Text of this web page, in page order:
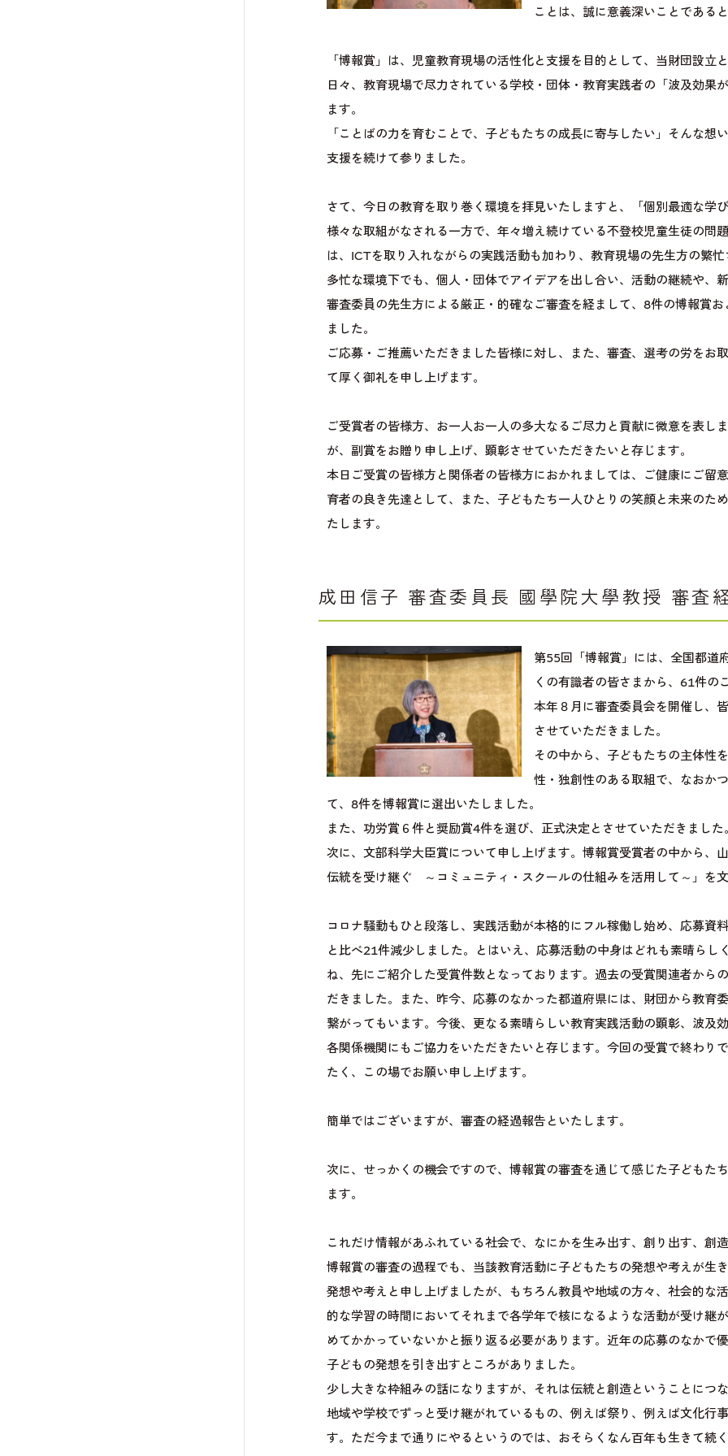
ことは、誠に意義深いことである
「博報賞」は、児童教育現場の活性化と支援を目的として、当財団設立
日々、教育現場で尽力されている学校・団体・教育実践者の「波及効果
ます。
「ことばの力を育むことで、子どもたちの成長に寄与したい」そんな
支援を続けて参りました。
さて、今日の教育を取り巻く環境を拝見いたしますと、「個別最適な学
様々な取組がなされる一方で、年々増え続けている不登校児童生徒の問
は、ICTを取り入れながらの実践活動も加わり、教育現場の先生方の繁
多忙な環境下でも、個人・団体でアイデアを出し合い、活動の継続や、
審査委員の先生方による厳正・的確なご審査を経まして、8件の博報賞
ました。
ご応募・ご推薦いただきました皆様に対し、また、審査、選考の労をお
て厚く御礼を申し上げます。
ご受賞者の皆様方、お一人お一人の多大なるご尽力と貢献に微意を表し
が、副賞をお贈り申し上げ、顕彰させていただきたいと存じます。
本日ご受賞の皆様方と関係者の皆様方におかれましては、ご健康にご留
育者の良き先達として、また、子どもたち一人ひとりの笑顔と未来のた
たします。
成田信子 審査委員長 國學院大學教授 審査
第55回「博報賞」には、全国都道
くの有識者の皆さまから、61件の
本年８月に審査委員会を開催し、
させていただきました。
その中から、子どもたちの主体性
性・独創性のある取組で、なおか
て、8件を博報賞に選出いたしました。
また、功労賞６件と奨励賞4件を選び、正式決定とさせていただきました
次に、文部科学大臣賞について申し上げます。博報賞受賞者の中から
伝統を受け継ぐ ～コミュニティ・スクールの仕組みを活用して～」を
コロナ騒動もひと段落し、実践活動が本格的にフル稼働し始め、応募資
と比べ21件減少しました。とはいえ、応募活動の中身はどれも素晴ら
ね、先にご紹介した受賞件数となっております。過去の受賞関連者から
だきました。また、昨今、応募のなかった都道府県には、財団から教育
繋がってもいます。今後、更なる素晴らしい教育実践活動の顕彰、波及
各関係機関にもご協力をいただきたいと存じます。今回の受賞で終わり
たく、この場でお願い申し上げます。
簡単ではございますが、審査の経過報告といたします。
次に、せっかくの機会ですので、博報賞の審査を通じて感じた子ども
ます。
これだけ情報があふれている社会で、なにかを生み出す、創り出す、創
博報賞の審査の過程でも、当該教育活動に子どもたちの発想や考えが生
発想や考えと申し上げましたが、もちろん教員や地域の方々、社会的な
的な学習の時間においてそれまで各学年で核になるような活動が受け継
めてかかっていないかと振り返る必要があります。近年の応募のなかで
子どもの発想を引き出すところがありました。
少し大きな枠組みの話になりますが、それは伝統と創造ということにつ
地域や学校でずっと受け継がれているもの、例えば祭り、例えば文化行
す。ただ今まで通りにやるというのでは、おそらくなん百年も生きて続